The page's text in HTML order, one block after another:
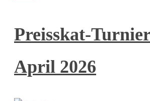
Preisskat-
April 2026